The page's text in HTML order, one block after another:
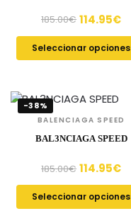
185.00€ 114.95€
Seleccionar opciones
-38%
BALENCIAGA SPEED
BAL3NCIAGA SPEED
185.00€ 114.95€
Seleccionar opciones